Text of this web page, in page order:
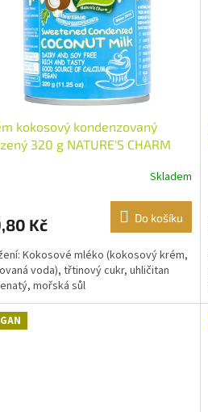
kokosový kondenzovaný
320 g NATURE'S CHARM
Skladem
Kč Do košíku
Kokosové mléko (kokosový krém,
voda), třtinový cukr, uhličitan
mořská sůl